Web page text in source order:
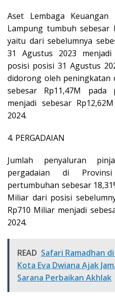
Aset Lembaga
Lampung tumbuh sebesar
yaitu dari sebelumnya
31 Agustus 2023 menjadi
posisi posisi 31 Agustus
didorong oleh peningkatan
sebesar Rp11,47M
menjadi sebesar
2024.
4. PERGADAIAN
Jumlah penyaluran
pergadaian di
pertumbuhan sebesar
Miliar dari posisi
Rp710 Miliar menjadi
2024.
READ Safari Ramadhan
Kota Eva Dwiana Ajak
Sarana Perbaikan Akhlak